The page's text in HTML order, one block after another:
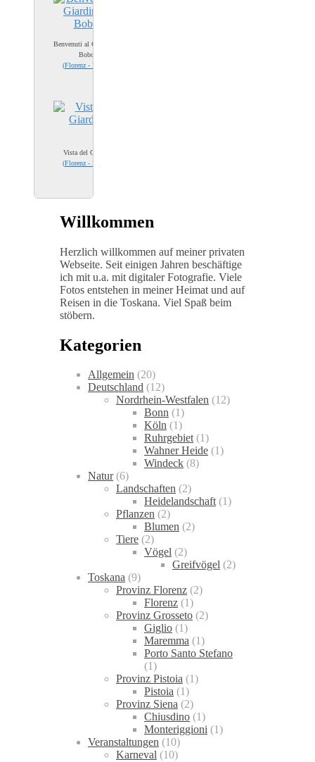
Benvenuti al Giardino di
Boboli
(Florenz - Firenze
Vista del Giardino
(Florenz - Firenze
Willkommen
Herzlich willkommen auf meiner privaten
Webseite. Seit einigen Jahren beschäftige
ich mit u.a. mit digitaler Fotografie. Viele
Fotos entstehen in meiner Heimat und auf
Reisen in die Toskana. Viel Spaß beim
stöbern.
Kategorien
Allgemein (20)
Deutschland (12)
Nordrhein-Westfalen (12)
Bonn (1)
Köln (1)
Ruhrgebiet(1)
Wahner Heide (1)
Windeck (8)
Natur(6)
Landschaften (2)
Heidelandschaft(1)
Pflanzen (2)
Blumen (2)
Tiere (2)
Vögel (2)
Greifvögel (2)
Toskana (9)
Provinz Florenz (2)
Florenz (1)
Provinz Grosseto (2)
Giglio (1)
Maremma (1)
Porto Santo Stefano
(1)
Provinz Pistoia (1)
Pistoia (1)
Provinz Siena (2)
Chiusdino (1)
Monteriggioni (1)
Veranstaltungen (10)
Karneval (10)